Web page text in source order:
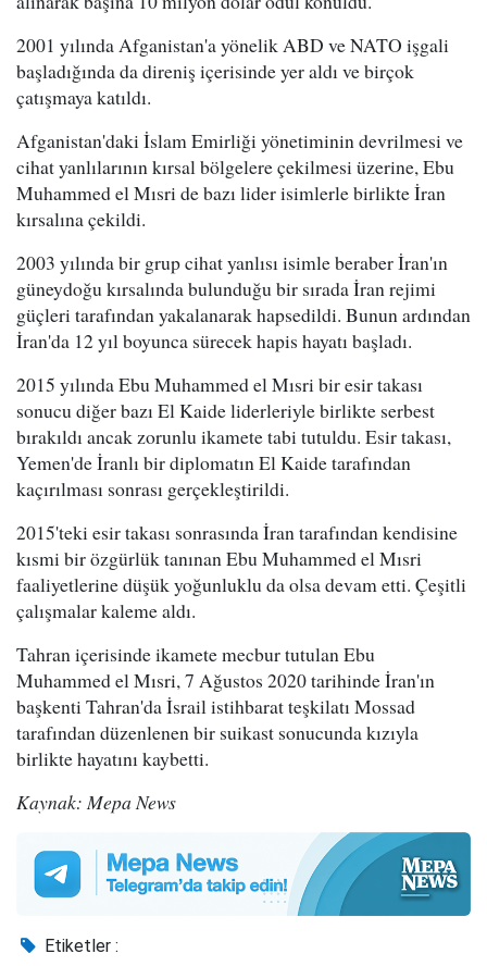
2001 yılında Afganistan'a yönelik ABD ve NATO işgali
başladığında da direniş içerisinde yer aldı ve birçok
çatışmaya katıldı.
Afganistan'daki İslam Emirliği yönetiminin devrilmesi ve
cihat yanlılarının kırsal bölgelere çekilmesi üzerine, Ebu
Muhammed el Mısri de bazı lider isimlerle birlikte İran
kırsalına çekildi.
2003 yılında bir grup cihat yanlısı isimle beraber İran'ın
güneydoğu kırsalında bulunduğu bir sırada İran rejimi
güçleri tarafından yakalanarak hapsedildi. Bunun ardından
İran'da 12 yıl boyunca sürecek hapis hayatı başladı.
2015 yılında Ebu Muhammed el Mısri bir esir takası
sonucu diğer bazı El Kaide liderleriyle birlikte serbest
bırakıldı ancak zorunlu ikamete tabi tutuldu. Esir takası,
Yemen'de İranlı bir diplomatın El Kaide tarafından
kaçırılması sonrası gerçekleştirildi.
2015'teki esir takası sonrasında İran tarafından kendisine
kısmi bir özgürlük tanınan Ebu Muhammed el Mısri
faaliyetlerine düşük yoğunluklu da olsa devam etti. Çeşitli
çalışmalar kaleme aldı.
Tahran içerisinde ikamete mecbur tutulan Ebu
Muhammed el Mısri, 7 Ağustos 2020 tarihinde İran'ın
başkenti Tahran'da İsrail istihbarat teşkilatı Mossad
tarafından düzenlenen bir suikast sonucunda kızıyla
birlikte hayatını kaybetti.
Kaynak: Mepa News
Etiketler :